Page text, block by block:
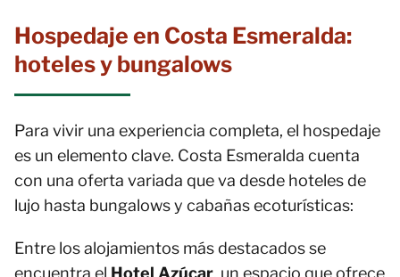
Hospedaje en Costa Esmeralda:
hoteles y bungalows
Para vivir una experiencia completa, el hospedaje
es un elemento clave. Costa Esmeralda cuenta
con una oferta variada que va desde hoteles de
lujo hasta bungalows y cabañas ecoturísticas:
Entre los alojamientos más destacados se
encuentra el Hotel Azúcar , un espacio que ofrece